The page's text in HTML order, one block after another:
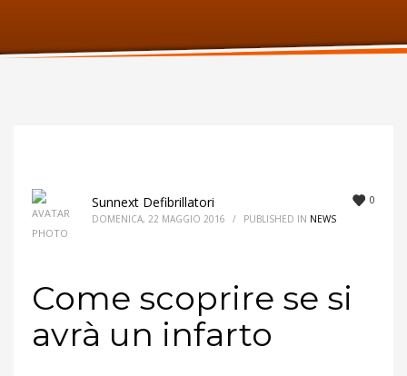
Lunedi:9am – 6pm
0
Sunnext Defibrillatori
DOMENICA, 22 MAGGIO 2016 / PUBLISHED IN NEWS
Come scoprire se si
avrà un infarto